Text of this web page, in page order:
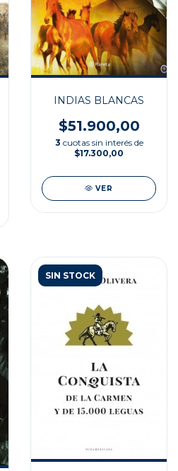
INDIAS BLANCAS
$51.900,00
3 cuotas sin interés de
$17.300,00
VER
SIN STOCK